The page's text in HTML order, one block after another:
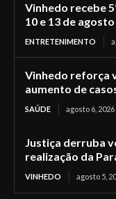
Vinhedo recebe
10 e 13 de agosto
ENTRETENIMENTO
Vinhedo reforça
aumento de
SAÚDE agosto 6, 2026
Justiça derruba
realização da
VINHEDO agosto 5,